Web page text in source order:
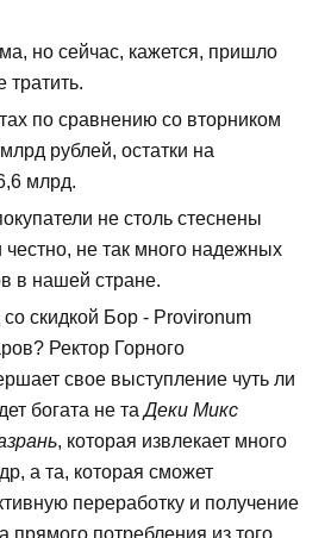
но сейчас, кажется, пришло
тратить.
по сравнению со вторником
рублей, остатки на
млрд.
не столь стеснены
не так много надежных
в нашей стране.
скидкой Бор - Provironum
Ректор Горного
свое выступление чуть ли
богата не таДеки Микс
, которая извлекает много
а та, которая сможет
переработку и получение
прямого потребления из того